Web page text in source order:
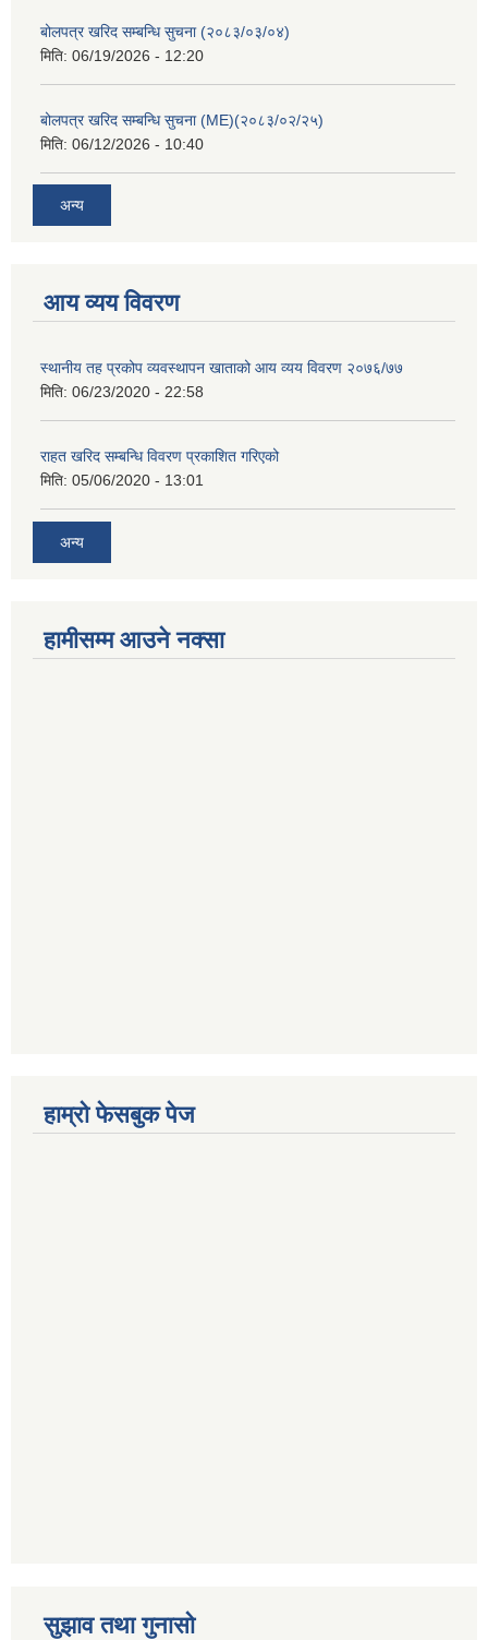
बोलपत्र खरिद सम्बन्धि सुचना (२०८३/०३/०४)
मिति: 06/19/2026 - 12:20
बोलपत्र खरिद सम्बन्धि सुचना (ME)(२०८३/०२/२५)
मिति: 06/12/2026 - 10:40
अन्य
आय व्यय विवरण
स्थानीय तह प्रकोप व्यवस्थापन खाताको आय व्यय विवरण २०७६/७७
मिति: 06/23/2020 - 22:58
राहत खरिद सम्बन्धि विवरण प्रकाशित गरिएको
मिति: 05/06/2020 - 13:01
अन्य
हामीसम्म आउने नक्सा
हाम्रो फेसबुक पेज
सुझाव तथा गुनासो